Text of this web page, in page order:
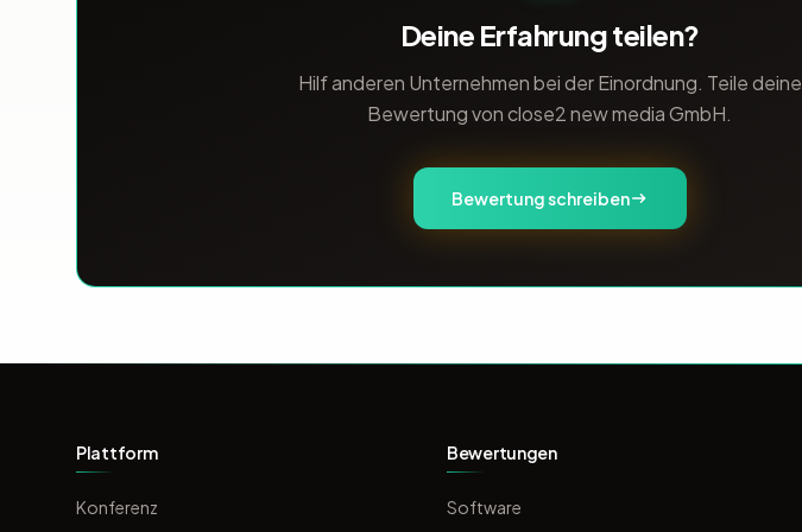
Deine Erfahrung teilen?
Hilf anderen Unternehmen bei der Einordnung. Teile deine
Bewertung von close2 new media GmbH.
Bewertung schreiben
Plattform
Konferenz
Bewertungen
Software